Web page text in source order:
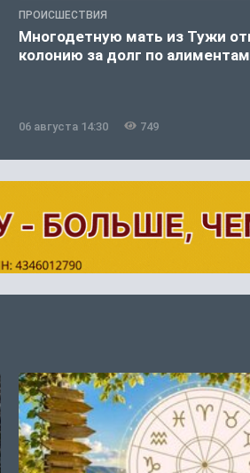
ПРОИСШЕСТВИЯ
Многодетную мать из Тужи
колонию за долг по
06 августа 14:30 749